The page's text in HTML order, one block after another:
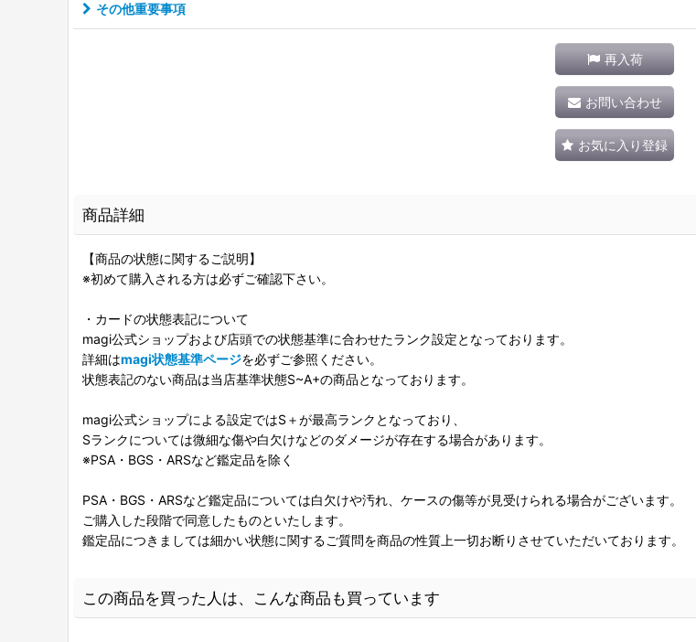
その他重要事項
再入荷
お問い合わせ
お気に入り登録
商品詳細
【商品の状態に関するご説明】
※初めて購入される方は必ずご確認下さい。
・カードの状態表記について
magi公式ショップおよび店頭での状態基準に合わせたランク設定となっております。
詳細はmagi状態基準ページを必ずご参照ください。
状態表記のない商品は当店基準状態S~A+の商品となっております。
magi公式ショップによる設定ではS＋が最高ランクとなっており、
Sランクについては微細な傷や白欠けなどのダメージが存在する場合があります。
※PSA・BGS・ARSなど鑑定品を除く
PSA・BGS・ARSなど鑑定品については白欠けや汚れ、ケースの傷等が見受けられる場合がございます。
ご購入した段階で同意したものといたします。
鑑定品につきましては細かい状態に関するご質問を商品の性質上一切お断りさせていただいております。
この商品を買った人は、こんな商品も買っています